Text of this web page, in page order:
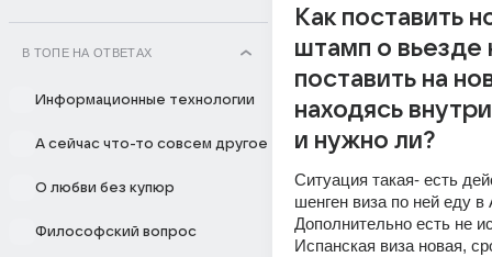
В ТОПЕ НА ОТВЕТАХ
Информационные технологии
А сейчас что-то совсем другое
О любви без купюр
Философский вопрос
Как поставить
штамп о вьезде
поставить на
находясь
и нужно ли?
Ситуация такая- есть
шенген виза по ней еду в
Дополнительно есть не
Испанская виза новая,